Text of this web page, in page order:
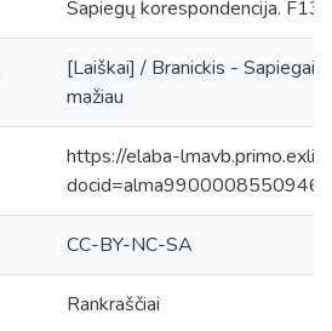
Sapiegų korespondencija.
[Laiškai] / Branickis -
mažiau
https://elaba-
CC-BY-NC-SA
Rankraščiai